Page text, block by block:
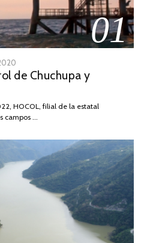
01
DE
2026
de Chuchupa y
HOCOL, filial de la estatal
campos …